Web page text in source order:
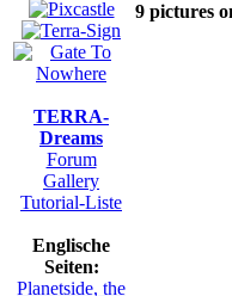
TERRA-
Dreams
Forum
Gallery
Tutorial-Liste
Englische
Seiten:
Planetside, the
9 pictures